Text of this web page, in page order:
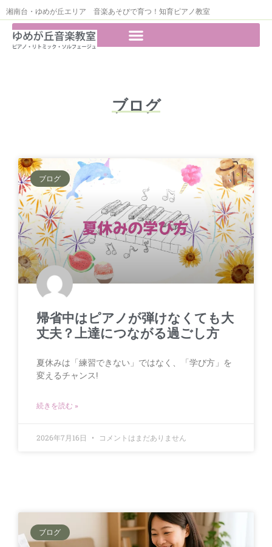
湘南台・ゆめが丘エリア 音楽あそびで育つ！知育ピアノ教室
ブログ
ブログ
帰省中はピアノが弾けなくても大
丈夫？上達につながる過ごし方
夏休みは「練習できない」ではなく、「学び方」を
変えるチャンス!
続きを読む »
2026年7月16日 コメントはまだありません
ブログ